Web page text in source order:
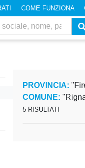
PROVINCIA:
COMUNE:
5 RISULTATI
COME FUNZIONA